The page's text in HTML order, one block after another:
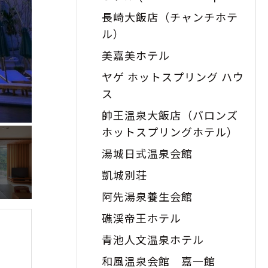
Hotel)
長崎大飯店（チャンチホテ
ル）
美嘉美ホテル
ヤゲ ホットスプリング ハウ
ス
帥王温泉大飯店（バロンズ
ホットスプリングホテル）
湯城日式温泉会館
凱城別荘
阿先湯泉養生会館
礁渓帝王ホテル
青池人文温泉ホテル
和風温泉会館 嘉一館